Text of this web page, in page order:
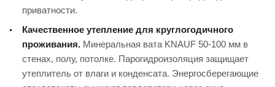
приватности.
Качественное утепление для круглогодичного
проживания. Минеральная вата KNAUF 50-100 мм в
стенах, полу, потолке. Парогидроизоляция защищает
утеплитель от влаги и конденсата. Энергосберегающие